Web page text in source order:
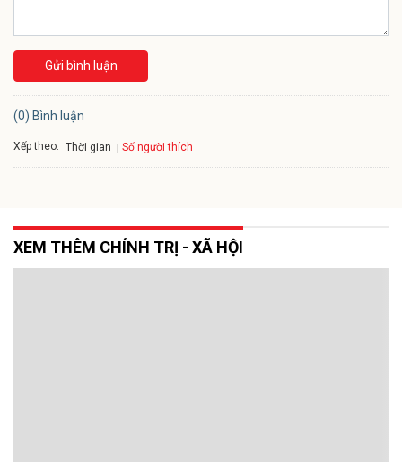
Gửi bình luận
(0) Bình luận
Xếp theo: Thời gian Số người thích
XEM THÊM CHÍNH TRỊ - XÃ HỘI